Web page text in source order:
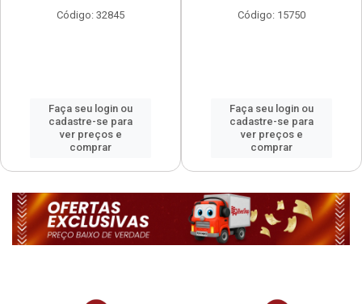
Código: 32845
Faça seu login ou
cadastre-se para
ver preços e
comprar
Código: 15750
Faça seu login ou
cadastre-se para
ver preços e
comprar